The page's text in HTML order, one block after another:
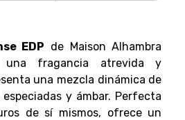
EDP de Maison Alhambra
una fragancia atrevida y
una mezcla dinámica de
y ámbar. Perfecta
de sí mismos, ofrece un